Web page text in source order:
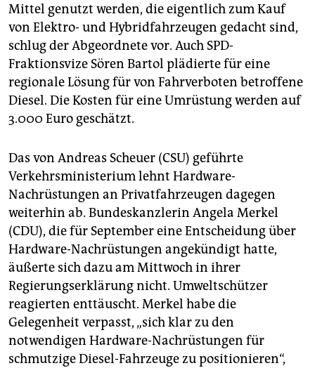
Mittel genutzt werden, die eigentlich zum Kauf
von Elektro- und Hybridfahrzeugen gedacht sind,
schlug der Abgeordnete vor. Auch SPD-
Fraktionsvize Sören Bartol plädierte für eine
regionale Lösung für von Fahrverboten betroffene
Diesel. Die Kosten für eine Umrüstung werden auf
3.000 Euro geschätzt.
Das von Andreas Scheuer (CSU) geführte
Verkehrsministerium lehnt Hardware-
Nachrüstungen an Privatfahrzeugen dagegen
weiterhin ab. Bundeskanzlerin Angela Merkel
(CDU), die für September eine Entscheidung über
Hardware-Nachrüstungen angekündigt hatte,
äußerte sich dazu am Mittwoch in ihrer
Regierungserklärung nicht. Umweltschützer
reagierten enttäuscht. Merkel habe die
Gelegenheit verpasst, „sich klar zu den
notwendigen Hardware-Nachrüstungen für
schmutzige Diesel-Fahrzeuge zu positionieren“,